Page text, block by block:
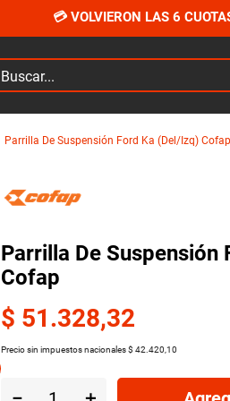
💳 VOLVIERON LAS 6
Parrilla De Suspensión Ford Ka (Del/Izq) Cofap
Parrilla De Suspensión
Cofap
$ 51.328,32
Precio sin impuestos nacionales$ 42 420 10